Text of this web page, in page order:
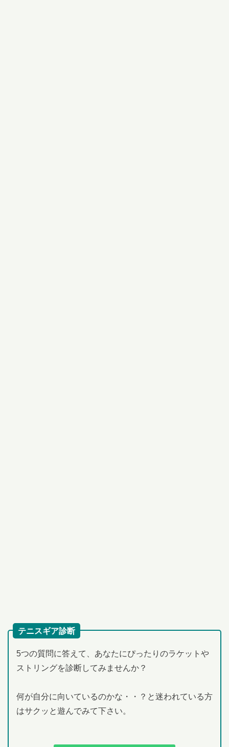
テニスギア診断
5つの質問に答えて、あなたにぴったりのラケットや
ストリングを診断してみませんか？
何が自分に向いているのかな・・？と迷われている方
はサクッと遊んでみて下さい。